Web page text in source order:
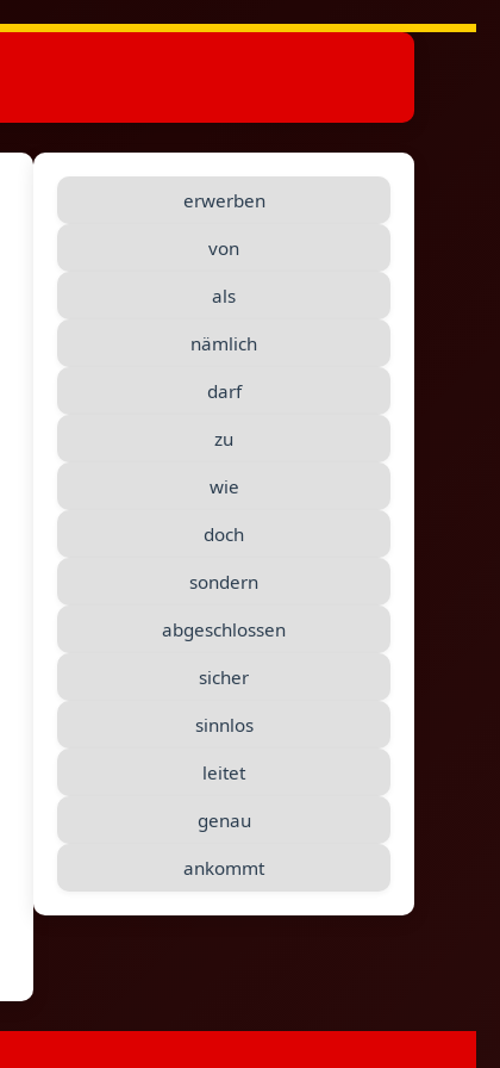
erwerben
von
als
nämlich
darf
zu
wie
doch
sondern
abgeschlossen
sicher
sinnlos
leitet
genau
ankommt